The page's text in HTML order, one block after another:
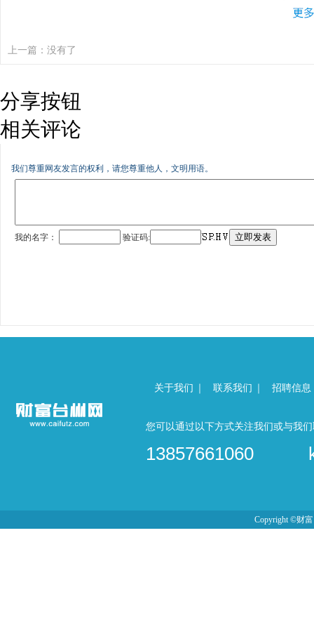
上一篇：没有了
分享按钮
相关评论
关于我们 联系我们 招聘信息
您可以通过以下方式关注我们或与我
13857661060
Copyright ©财